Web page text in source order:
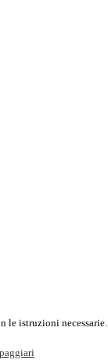
le istruzioni necessarie.